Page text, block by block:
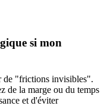
si mon
de "frictions invisibles".
de la marge ou du temps
et d'éviter